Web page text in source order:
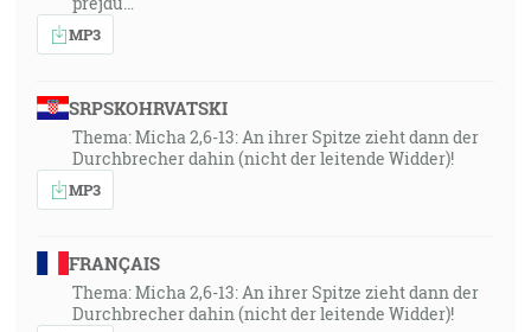
MP3
SRPSKOHRVATSKI
Thema: Micha 2,6-13: An ihrer Spitze zieht dann der
Durchbrecher dahin (nicht der leitende Widder)!
MP3
FRANÇAIS
Thema: Micha 2,6-13: An ihrer Spitze zieht dann der
Durchbrecher dahin (nicht der leitende Widder)!